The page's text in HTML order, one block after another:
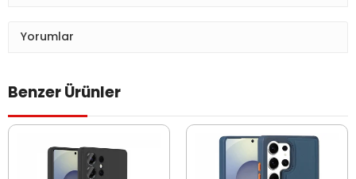
Yorumlar
Benzer Ürünler